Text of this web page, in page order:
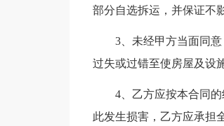
部分自选拆运，并保证不
3、未经甲方当面同
过失或过错至使房屋及设
4、乙方应按本合同
此发生损害，乙方应承担